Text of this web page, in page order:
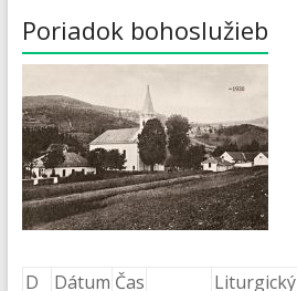
Poriadok bohoslužieb
D Dátum Čas
Liturgický